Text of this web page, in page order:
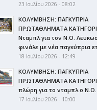
23 Ιουλίου 2026 - 08:02
ΚΟΛΥΜΒΗΣΗ: ΠΑΓΚΥΠΡΙΑ
ΠΡΩΤΑΘΛΗΜΑΤΑ
Νταμπλ για τον Ν.Ο.
φινάλε με νέα παγκύπρια
18 Ιουλίου 2026 - 12:49
ΚΟΛΥΜΒΗΣΗ: ΠΑΓΚΥΠΡΙΑ
ΠΡΩΤΑΘΛΗΜΑΤΑ
πλώρη για το νταμπλ ο
17 Ιουλίου 2026 - 10:00